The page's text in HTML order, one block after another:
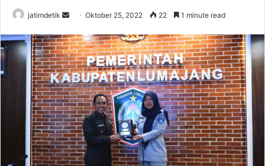
jatimdetik
Send
email
Oktober 25, 2022 22 1 minute read